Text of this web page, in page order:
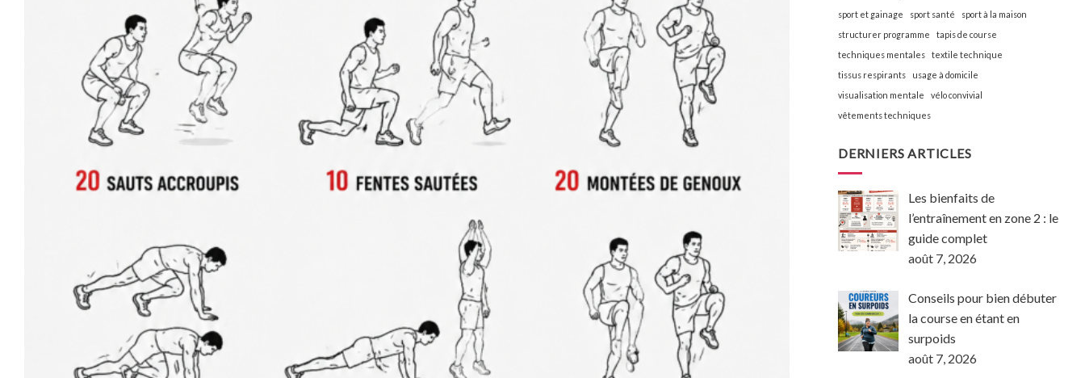
sport et gainage sport santé
sport à la maison
structurer programme
tapis de course
techniques mentales
textile technique
tissus respirants
usage à domicile
visualisation mentale
vélo convivial
vêtements techniques
DERNIERS ARTICLES
Les bienfaits de
l’entraînement en zone 2 : le
guide complet
août 7, 2026
Conseils pour bien débuter
la course en étant en
surpoids
août 7, 2026